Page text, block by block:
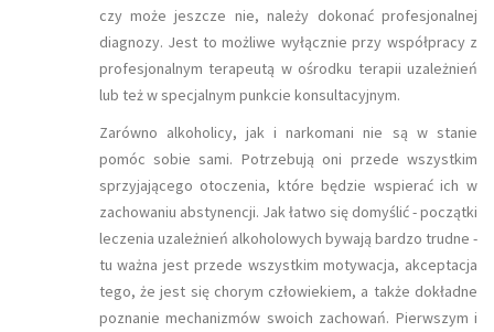
czy może jeszcze nie, należy dokonać profesjonalnej
diagnozy. Jest to możliwe wyłącznie przy współpracy z
profesjonalnym terapeutą w ośrodku terapii uzależnień
lub też w specjalnym punkcie konsultacyjnym.
Zarówno alkoholicy, jak i narkomani nie są w stanie
pomóc sobie sami. Potrzebują oni przede wszystkim
sprzyjającego otoczenia, które będzie wspierać ich w
zachowaniu abstynencji. Jak łatwo się domyślić - początki
leczenia uzależnień alkoholowych bywają bardzo trudne -
tu ważna jest przede wszystkim motywacja, akceptacja
tego, że jest się chorym człowiekiem, a także dokładne
poznanie mechanizmów swoich zachowań. Pierwszym i